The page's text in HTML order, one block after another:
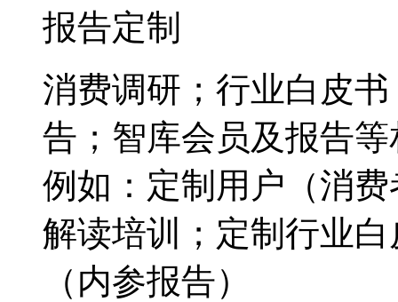
报告定制
消费调研；行业白皮
告；智库会员及报告
例如：定制用户（消
解读培训；定制行业
（内参报告）